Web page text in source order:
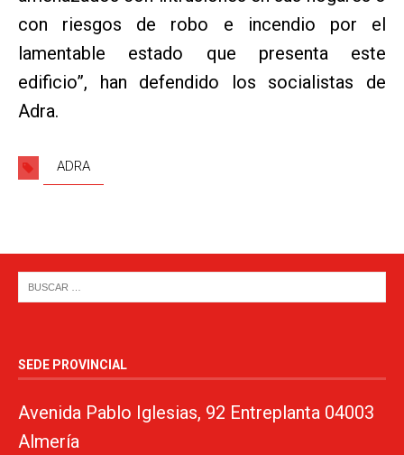
con riesgos de robo e incendio por el
lamentable estado que presenta este
edificio”, han defendido los socialistas de
Adra.
ADRA
SEDE PROVINCIAL
Avenida Pablo Iglesias, 92 Entreplanta 04003
Almería